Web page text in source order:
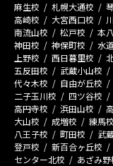
麻生校 札幌大通校
高崎校
大宮西口校
南流山校
松戸校 本
神田校
神保町校 水
上野校
西日暮里校
五反田校
武蔵小山校
代々木校
自由が丘校
二子玉川校
四ツ谷校
高円寺校
浜田山校
大山校
成増校 練馬校
八王子校
町田校 武
登戸校
新百合ヶ丘校
センター北校
あざみ野